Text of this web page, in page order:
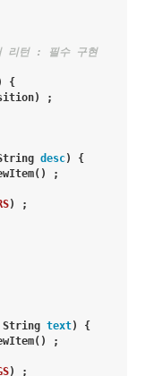
리턴 : 필수 구현
{
;
desc) {
() ;
) ;
String text) {
() ;
) ;